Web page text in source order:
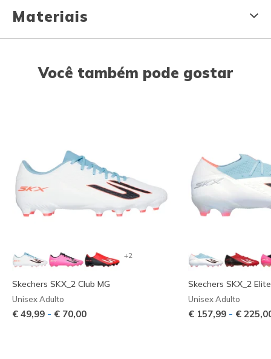
Materiais
Você também pode gostar
+2
Skechers SKX_2 Club MG
Unisex Adulto
€ 49,99 - € 70,00
Skechers SKX_2
Unisex Adulto
€ 157,99 - €